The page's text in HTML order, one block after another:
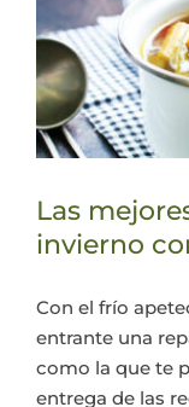
Las
invierno
Con el frío
entrante una
como la que te
entrega de las